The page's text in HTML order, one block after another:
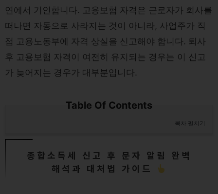
연에서 기인합니다. 고용보험 자격은 근로자가 회사를
떠나면 자동으로 사라지는 것이 아니라, 사업주가 직
접 고용노동부에 자격 상실을 신고해야 합니다. 퇴사
후 고용보험 자격이 여전히 유지되는 경우는 이 신고
가 늦어지는 경우가 대부분입니다.
Table Of Contents
목차 펼치기
종합소득세 신고 후 문자 알림 완벽
해석과 대처법 가이드